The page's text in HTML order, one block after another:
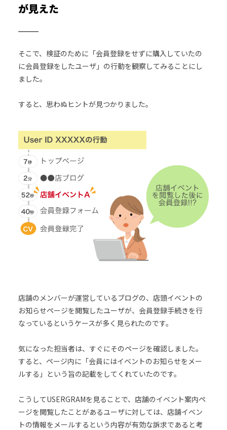
が見えた
そこで、検証のために「会員登録をせずに購入していたの
に会員登録をしたユーザ」の行動を観察してみることにし
ました。
すると、思わぬヒントが見つかりました。
店舗のメンバーが運営しているブログの、店頭イベントの
お知らせページを閲覧したユーザが、会員登録手続きを行
なっているというケースが多く見られたのです。
気になった担当者は、すぐにそのページを確認しました。
すると、ページ内に「会員にはイベントのお知らせをメー
ルする」という旨の記載をしてくれていたのです。
こうしてUSERGRAMを見ることで、店舗のイベント案内ペ
ージを閲覧したことがあるユーザに対しては、店舗イベン
トの情報をメールするという内容が有効な訴求であると考